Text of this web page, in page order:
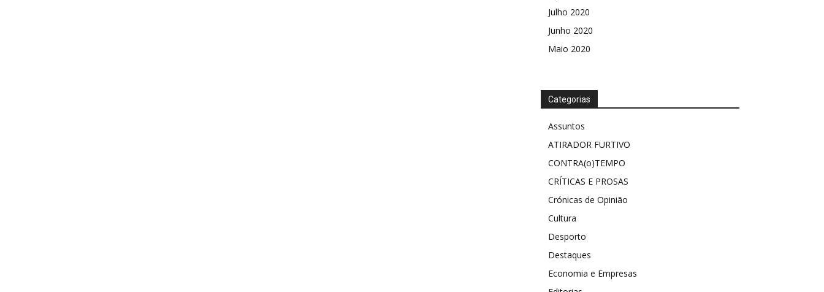
Julho 2020
Junho 2020
Maio 2020
Categorias
Assuntos
ATIRADOR FURTIVO
CONTRA(o)TEMPO
CRÍTICAS E PROSAS
Crónicas de Opinião
Cultura
Desporto
Destaques
Economia e Empresas